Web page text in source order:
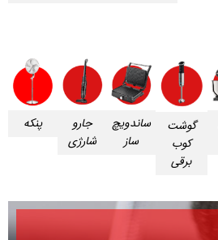
گوشت
کوب
برقی
ساندویچ
ساز
جارو
شارژی
پنکه